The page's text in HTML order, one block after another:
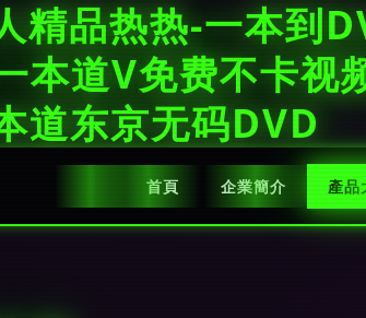
精品热热-一本到
本道V免费不卡视
道东京无码DVD
首頁 企業簡介 產品